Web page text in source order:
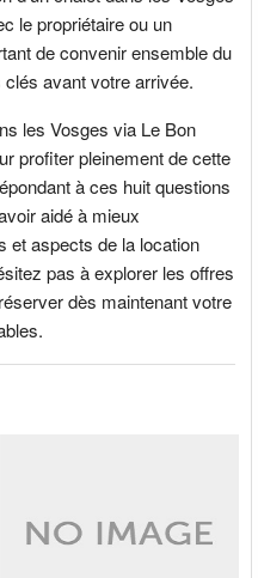
le propriétaire ou un
de convenir ensemble du
clés avant votre arrivée.
les Vosges via Le Bon
profiter pleinement de cette
à ces huit questions
aidé à mieux
et aspects de la location
pas à explorer les offres
dès maintenant votre